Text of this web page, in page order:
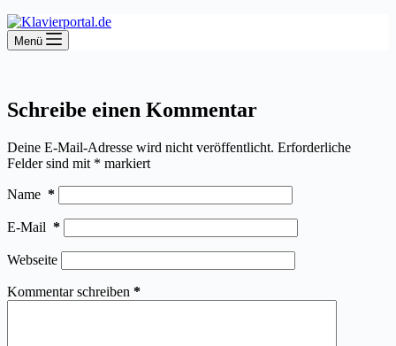
Menü
Schreibe einen Kommentar
Deine E-Mail-Adresse wird nicht veröffentlicht. Erforderliche
Felder sind mit * markiert
Name *
E-Mail *
Webseite
Kommentar schreiben *